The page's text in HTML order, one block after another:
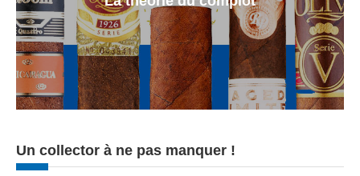
Un collector à ne pas manquer !